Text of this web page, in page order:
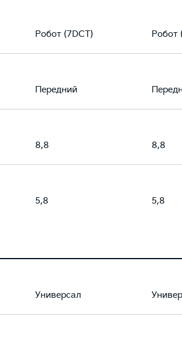
Робот (7DCT) Робот
Передний
8,8 8,8
5,8 5,8
Универсал